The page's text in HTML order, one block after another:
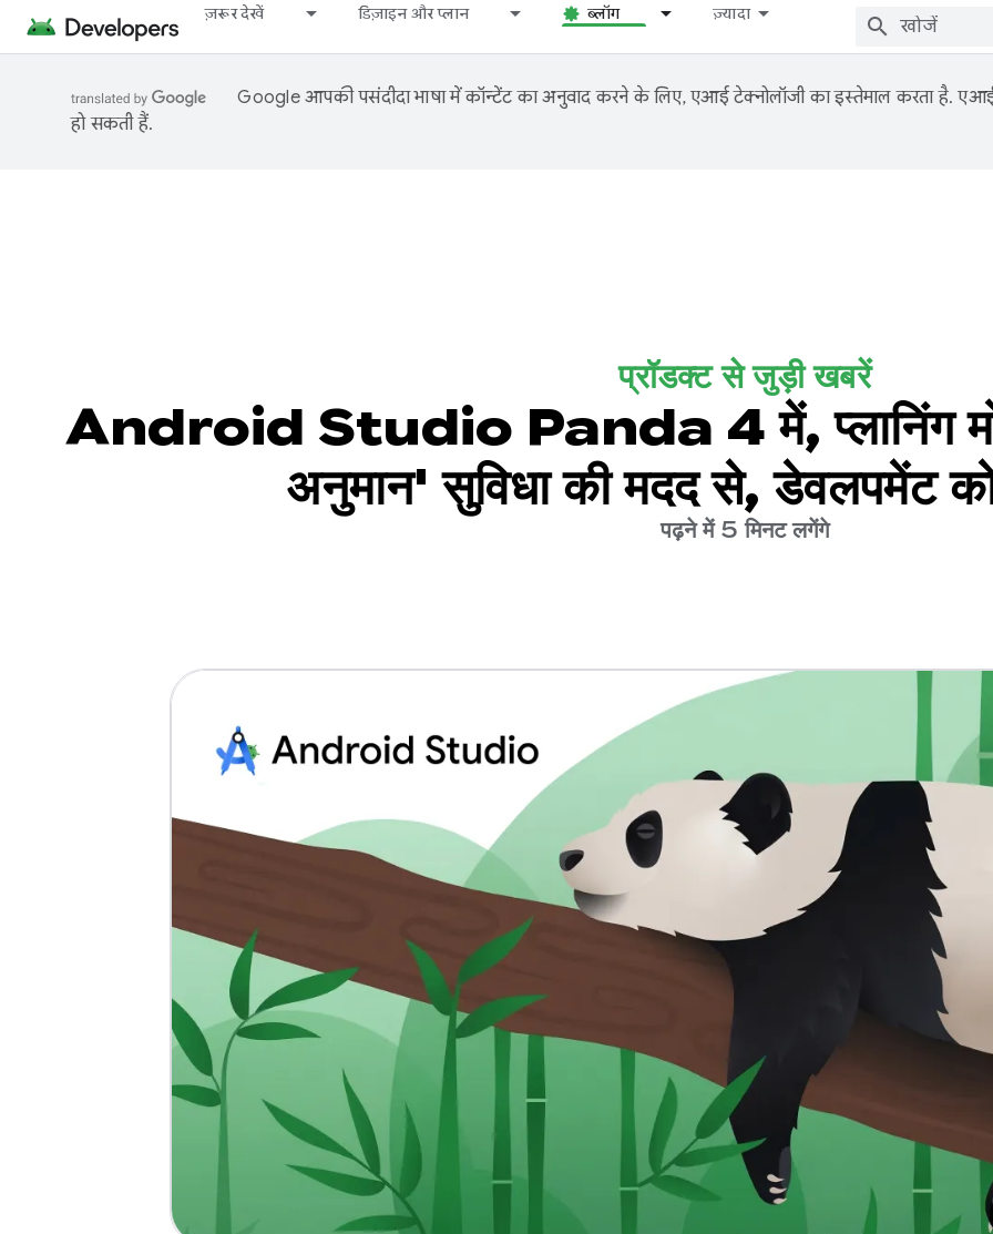
ज़रूर देखें डिज़ाइन और प्लान ब्लॉग ज़्यादा
Google आपकी पसंदीदा भाषा में कॉन्टेंट का अनुवाद करने के लिए, एआई टेक्नोलॉजी का इस्तेमाल करता है.
हो सकती हैं.
प्रॉडक्ट से जुड़ी खबरें
Android Studio Panda 4 में, प्लानिंग
अनुमान' सुविधा की मदद से, डेवलपमेंट
पढ़ने में 5 मिनट लगेंगे